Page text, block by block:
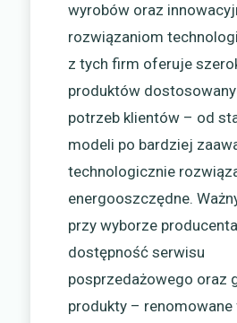
wyrobów oraz
rozwiązaniom
z tych firm oferuje
produktów
potrzeb klientów – od
modeli po bardziej
technologicznie
energooszczędne.
przy wyborze
dostępność serwisu
posprzedażowego oraz
produkty –